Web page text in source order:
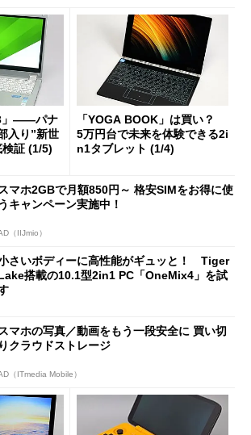
」――パナ
入り”新世
証 (1/5)
「YOGA BOOK」は買い？
5万円台で未来を体験できる2i
n1タブレット (1/4)
マホ2GBで月額850円～ 格安SIMをお得に使
うキャンペーン実施中！
（IIJmio）
さいボディーに高性能がギュッと！ Tiger
搭載の10.1型2in1 PC「OneMix4」を試
マホの写真／動画をもう一段安全に 買い切
りクラウドストレージ
（ITmedia Mobile）